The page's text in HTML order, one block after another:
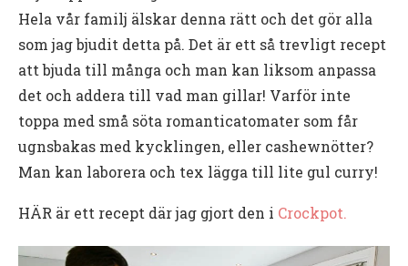
Hela vår familj älskar denna rätt och det gör alla
som jag bjudit detta på. Det är ett så trevligt recept
att bjuda till många och man kan liksom anpassa
det och addera till vad man gillar! Varför inte
toppa med små söta romanticatomater som får
ugnsbakas med kycklingen, eller cashewnötter?
Man kan laborera och tex lägga till lite gul curry!
HÄR är ett recept där jag gjort den i Crockpot.